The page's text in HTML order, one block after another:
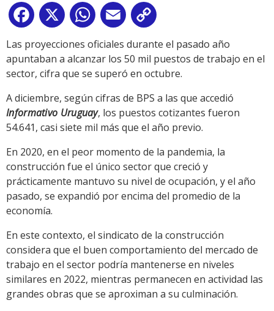
Facebook
X WhatsApp
Email
Link
Las proyecciones oficiales durante el pasado año
apuntaban a alcanzar los 50 mil puestos de trabajo en el
sector, cifra que se superó en octubre.
A diciembre, según cifras de BPS a las que accedió
Informativo Uruguay, los puestos cotizantes fueron
54.641, casi siete mil más que el año previo.
En 2020, en el peor momento de la pandemia, la
construcción fue el único sector que creció y
prácticamente mantuvo su nivel de ocupación, y el año
pasado, se expandió por encima del promedio de la
economía.
En este contexto, el sindicato de la construcción
considera que el buen comportamiento del mercado de
trabajo en el sector podría mantenerse en niveles
similares en 2022, mientras permanecen en actividad las
grandes obras que se aproximan a su culminación.